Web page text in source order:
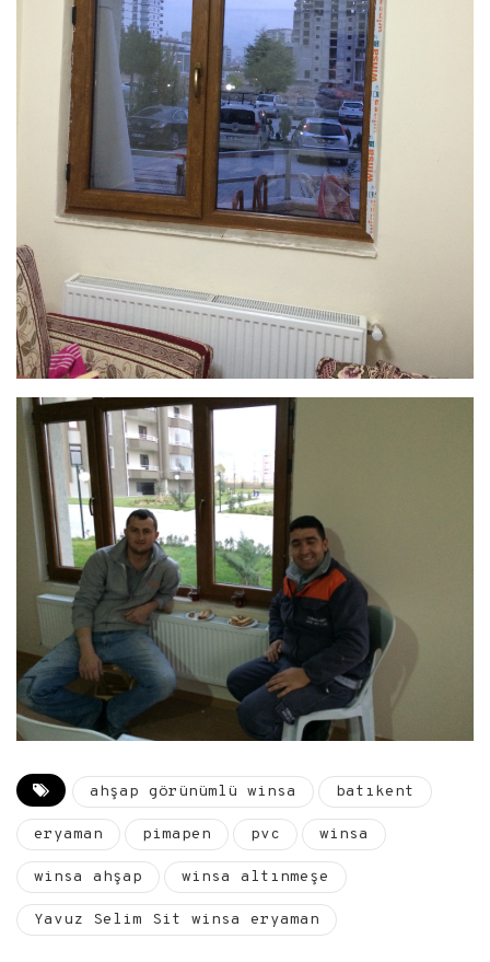
ahşap görünümlü winsa batıkent
eryaman pimapen pvc winsa
winsa ahşap winsa altınmeşe
Yavuz Selim Sit winsa eryaman